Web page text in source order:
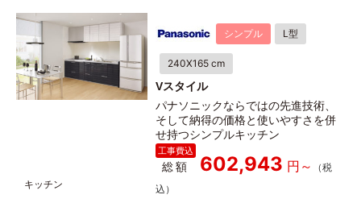
シンプル L型
240X165 cm
Vスタイル
パナソニックならではの先進技術、
そして納得の価格と使いやすさを併
せ持つシンプルキッチン
総額 602,943